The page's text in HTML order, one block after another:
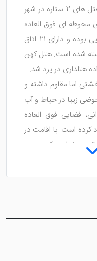
یکی از هتل های 2 ستاره در شهر
محوطه ای فوق العاده
چشم نواز است. این هتل یزد ویلایی بوده و دارای 21 اتاق
شده است. هتل کهن
اما مقاوم داشته و
زیبا در حیاط و آب
فضایی فوق العاده
کرده است. با اقامت در
خواهید کرد.
اتاق دارد؟
بهداشتی، حمام و ...
می توان به سیستم